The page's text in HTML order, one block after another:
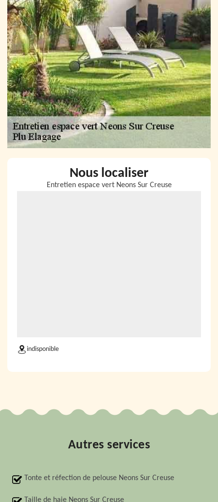
Nous localiser
Entretien espace vert Neons Sur Creuse
indisponible
Autres services
Tonte et réfection de pelouse Neons Sur Creuse
Taille de haie Neons Sur Creuse